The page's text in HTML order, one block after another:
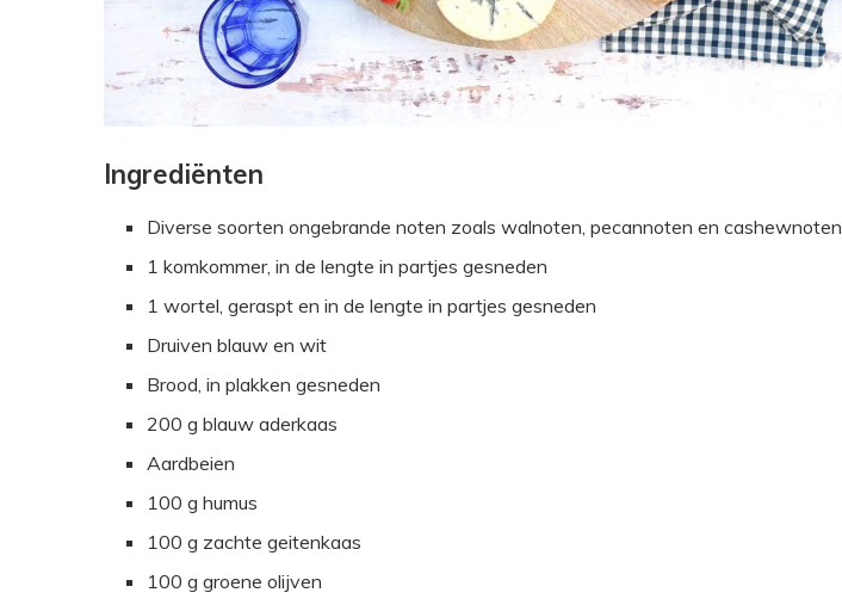
Ingrediënten
Diverse soorten ongebrande noten zoals walnoten, pecannoten en cashewnoten
1 komkommer, in de lengte in partjes gesneden
1 wortel, geraspt en in de lengte in partjes gesneden
Druiven blauw en wit
Brood, in plakken gesneden
200 g blauw aderkaas
Aardbeien
100 g humus
100 g zachte geitenkaas
100 g groene olijven